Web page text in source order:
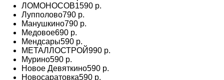
ЛОМОНОСОВ1590 р.
Лупполово790 р.
Манушкино790 р.
Медовое690 р.
Мендсары590 р.
МЕТАЛЛОСТРОЙ990 р.
Мурино590 р.
Новое Девяткино590 р.
Новосаратовка590 р.